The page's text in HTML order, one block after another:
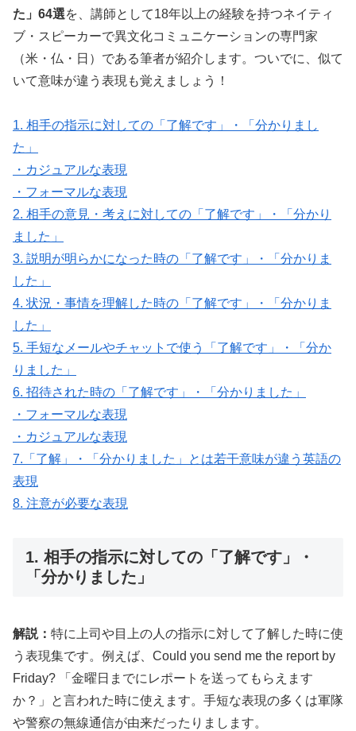
た」64選を、講師として18年以上の経験を持つネイティ
ブ・スピーカーで異文化コミュニケーションの専門家
（米・仏・日）である筆者が紹介します。ついでに、似て
いて意味が違う表現も覚えましょう！
1. 相手の指示に対しての「了解です」・「分かりまし
た」
・カジュアルな表現
・フォーマルな表現
2. 相手の意見・考えに対しての「了解です」・「分かり
ました」
3. 説明が明らかになった時の「了解です」・「分かりま
した」
4. 状況・事情を理解した時の「了解です」・「分かりま
した」
5. 手短なメールやチャットで使う「了解です」・「分か
りました」
6. 招待された時の「了解です」・「分かりました」
・フォーマルな表現
・カジュアルな表現
7.「了解」・「分かりました」とは若干意味が違う英語の
表現
8. 注意が必要な表現
1. 相手の指示に対しての「了解です」・
「分かりました」
解説： 特に上司や目上の人の指示に対して了解した時に使
う表現集です。例えば、Could you send me the report by
Friday? 「金曜日までにレポートを送ってもらえます
か？」と言われた時に使えます。手短な表現の多くは軍隊
や警察の無線通信が由来だったりまします。